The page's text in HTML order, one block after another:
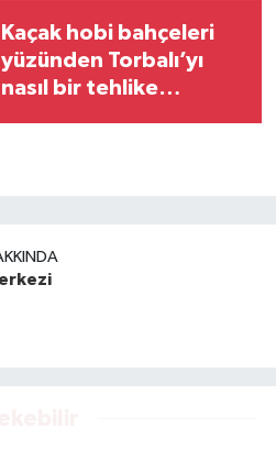
Kaçak hobi bahçeleri
yüzünden Torbalı’yı
nasıl bir tehlike